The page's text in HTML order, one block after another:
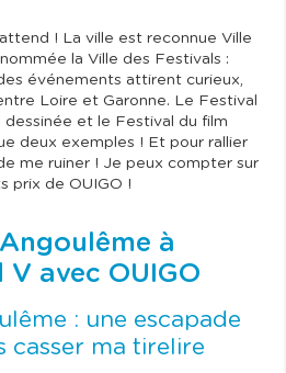
! La ville est reconnue Ville
la Ville des Festivals :
événements attirent curieux,
Loire et Garonne. Le Festival
et le Festival du film
deux exemples ! Et pour rallier
me ruiner ! Je peux compter sur
prix de OUIGO !
à
avec OUIGO
: une escapade
casser ma tirelire